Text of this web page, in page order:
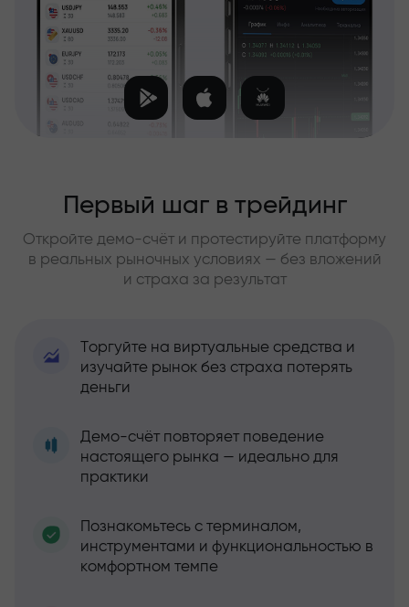
Первый шаг в трейдинг
Откройте демо-счёт и протестируйте платформу
в реальных рыночных условиях — без вложений
и страха за результат
Торгуйте на виртуальные средства и
изучайте рынок без страха потерять
деньги
Демо-счёт повторяет поведение
настоящего рынка — идеально для
практики
Познакомьтесь с терминалом,
инструментами и функциональностью в
комфортном темпе